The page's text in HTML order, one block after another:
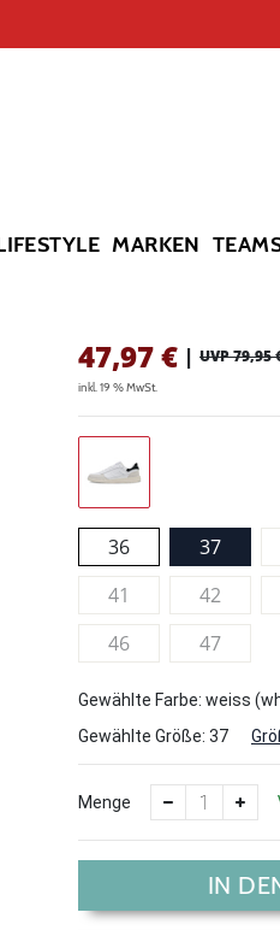
MARKEN
47,97€ | UVP 79,95
inkl. 19 % MwSt.
36 37
41
42
46
47
Gewählte Farbe: weiss
Gewählte Größe: 37
Menge
IN